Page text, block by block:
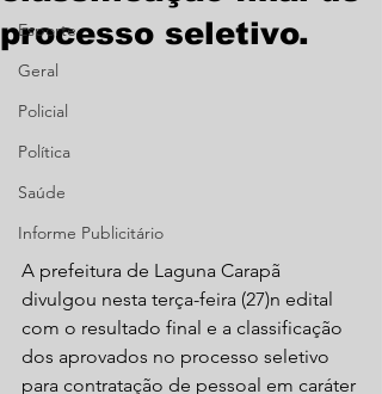
Esporte
Geral
Policial
Política
Saúde
Informe Publicitário
processo seletivo.
A prefeitura de Laguna Carapã
divulgou nesta terça-feira (27)n edital
com o resultado final e a classificação
dos aprovados no processo seletivo
para contratação de pessoal em caráter